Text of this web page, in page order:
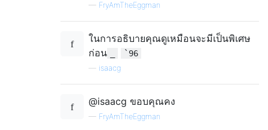
— FryAmTheEggman
ในการอธิบายคุณดูเหมือนจะมีเป็นพิเศษ
ก่อน
`96
isaacg
@isaacg ขอบคุณคง
— FryAmTheEggman